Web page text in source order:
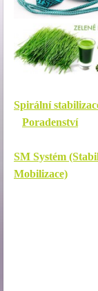
Spirální
Poradenství
SM Systém
Mobilizace)